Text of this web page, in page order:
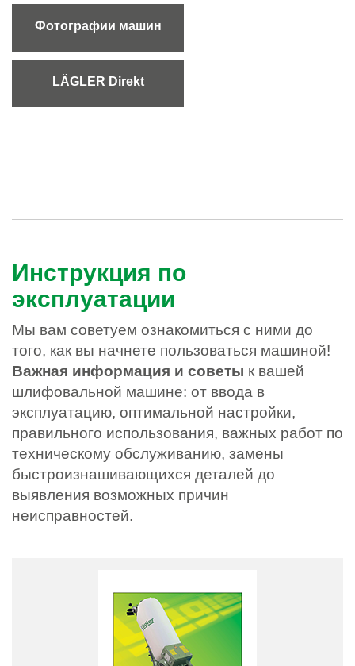
Фотографии машин
LÄGLER Direkt
Инструкция по
эксплуатации
Мы вам советуем ознакомиться с ними до
того, как вы начнете пользоваться машиной!
Важная информация и советы к вашей
шлифовальной машине: от ввода в
эксплуатацию, оптимальной настройки,
правильного использования, важных работ по
техническому обслуживанию, замены
быстроизнашивающихся деталей до
выявления возможных причин
неисправностей.